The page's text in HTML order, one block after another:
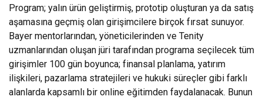
Program; yalın ürün geliştirmiş, prototip oluşturan ya da satış
aşamasına geçmiş olan girişimcilere birçok fırsat sunuyor.
Bayer mentorlarından, yöneticilerinden ve Tenity
uzmanlarından oluşan jüri tarafından programa seçilecek tüm
girişimler 100 gün boyunca; finansal planlama, yatırım
ilişkileri, pazarlama stratejileri ve hukuki süreçler gibi farklı
alanlarda kapsamlı bir online eğitimden faydalanacak. Bunun